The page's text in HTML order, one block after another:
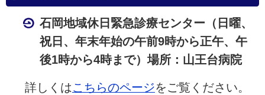
石岡地域休日緊急診療センター（日曜、
祝日、年末年始の午前9時から正午、午
後1時から4時まで）場所：山王台病院
詳しくはこちらのページをご覧ください。